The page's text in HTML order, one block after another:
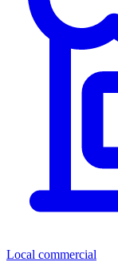
Local commercial